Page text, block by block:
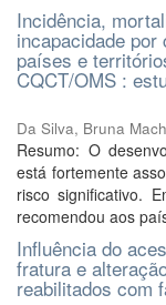
Incidência,
incapacidade
países e
CQCT/OMS :
Da Silva, Bruna
Resumo: O
está fortemente
risco significativo.
recomendou aos
Influência do
fratura e
reabilitados com